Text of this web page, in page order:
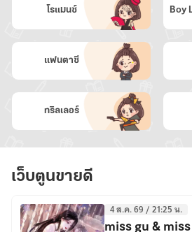
โรแมนซ์ Boy
แฟนตาซี
ทริลเลอร์
เว็บตูนขายดี
4 ส.ค. 69 / 21:25 น.
miss gu &